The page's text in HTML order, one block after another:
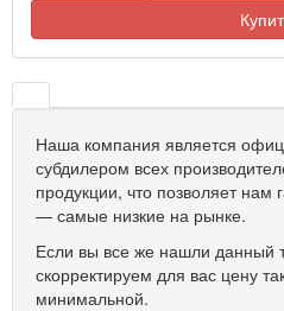
Наша компания является
субдилером всех
продукции, что позволяет нам
— самые низкие на рынке.
Если вы все же нашли данный
скорректируем для вас цену
минимальной.